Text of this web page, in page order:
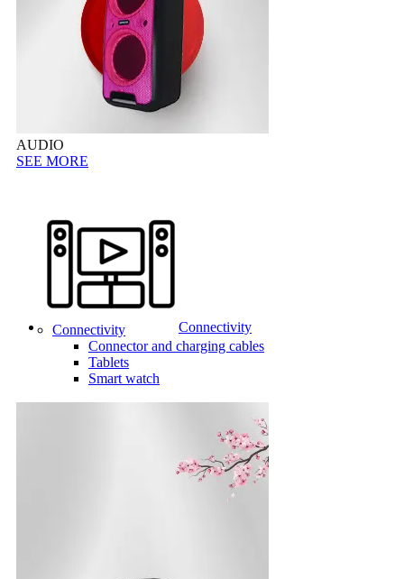
AUDIO
SEE MORE
Connectivity
Connectivity
Connector and charging cables
Tablets
Smart watch